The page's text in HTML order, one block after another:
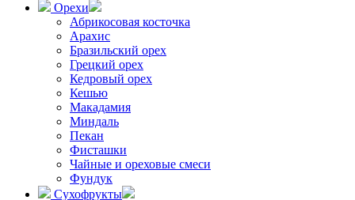
Орехи
Абрикосовая косточка
Арахис
Бразильский орех
Грецкий орех
Кедровый орех
Кешью
Макадамия
Миндаль
Пекан
Фисташки
Чайные и ореховые смеси
Фундук
Сухофрукты